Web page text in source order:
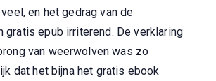
en het gedrag van de
gratis epub irriterend. De verklaring
van weerwolven was zo
dat het bijna het gratis ebook